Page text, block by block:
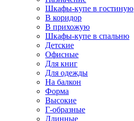
Шкафы-купе в гостиную
В коридор
В прихожую
Шкафы-купе в спальню
Детские
Офисные
Для книг
Для одежды
На балкон
Форма
Высокие
Г-образные
Длинные